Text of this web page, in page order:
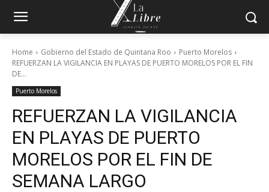
Home Gobierno del Estado de Quintana Roo
Puerto Morelos
REFUERZAN LA VIGILANCIA EN PLAYAS DE PUERTO MORELOS POR EL FIN
DE...
Puerto Morelos
REFUERZAN LA VIGILANCIA
EN PLAYAS DE PUERTO
MORELOS POR EL FIN DE
SEMANA LARGO